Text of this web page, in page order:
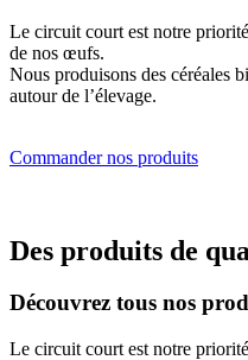
Le circuit court est notre
de nos œufs.
Nous produisons des céréales
autour de l’élevage.
Commander nos produits
Des produits de
Découvrez tous nos
Le circuit court est notre